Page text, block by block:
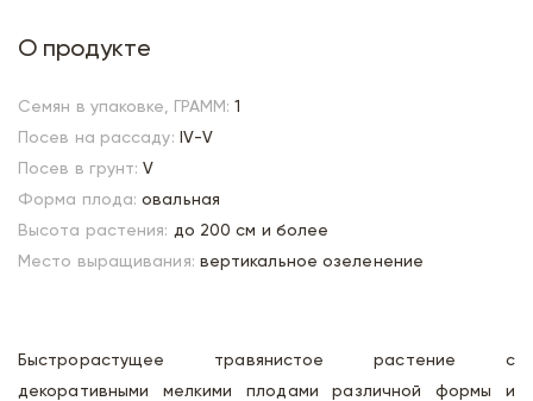
О продукте
Семян в упаковке, ГРАММ: 1
Посев на рассаду: IV-V
Посев в грунт: V
Форма плода: овальная
Высота растения: до 200 см и более
Место выращивания: вертикальное озеленение
Быстрорастущее травянистое растение с
декоративными мелкими плодами различной формы и